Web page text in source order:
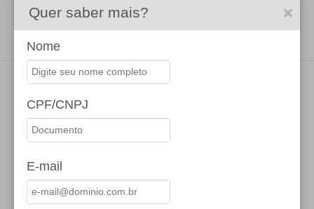
SOLICITE UMA PROPOSTA
Quer saber mais?
Nome
CPF/CNPJ
E-mail